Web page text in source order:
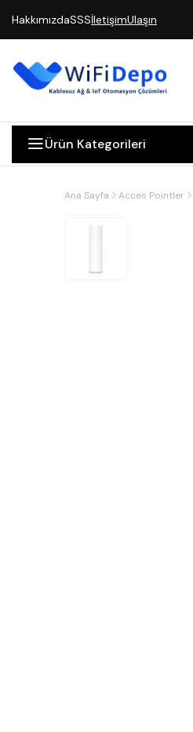
HakkımızdaSSSİletişimUlaşın
Ürün Kategorileri
Ana Sayfa Acces Pointler